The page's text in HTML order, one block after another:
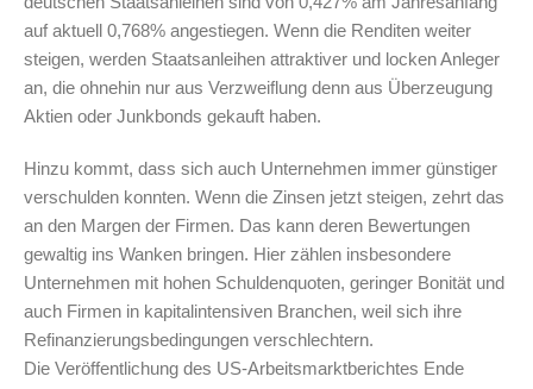
auf aktuell 0,768% angestiegen. Wenn die Renditen weiter
steigen, werden Staatsanleihen attraktiver und locken Anleger
an, die ohnehin nur aus Verzweiflung denn aus Überzeugung
Aktien oder Junkbonds gekauft haben.
Hinzu kommt, dass sich auch Unternehmen immer günstiger
verschulden konnten. Wenn die Zinsen jetzt steigen, zehrt das
an den Margen der Firmen. Das kann deren Bewertungen
gewaltig ins Wanken bringen. Hier zählen insbesondere
Unternehmen mit hohen Schuldenquoten, geringer Bonität und
auch Firmen in kapitalintensiven Branchen, weil sich ihre
Refinanzierungsbedingungen verschlechtern.
Die Veröffentlichung des US-Arbeitsmarktberichtes Ende